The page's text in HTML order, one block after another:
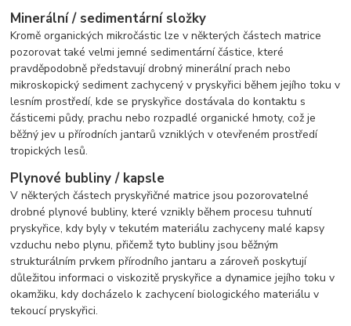
Minerální / sedimentární složky
Kromě organických mikročástic lze v některých částech matrice
pozorovat také velmi jemné sedimentární částice, které
pravděpodobně představují drobný minerální prach nebo
mikroskopický sediment zachycený v pryskyřici během jejího toku v
lesním prostředí, kde se pryskyřice dostávala do kontaktu s
částicemi půdy, prachu nebo rozpadlé organické hmoty, což je
běžný jev u přírodních jantarů vzniklých v otevřeném prostředí
tropických lesů.
Plynové bubliny / kapsle
V některých částech pryskyřičné matrice jsou pozorovatelné
drobné plynové bubliny, které vznikly během procesu tuhnutí
pryskyřice, kdy byly v tekutém materiálu zachyceny malé kapsy
vzduchu nebo plynu, přičemž tyto bubliny jsou běžným
strukturálním prvkem přírodního jantaru a zároveň poskytují
důležitou informaci o viskozitě pryskyřice a dynamice jejího toku v
okamžiku, kdy docházelo k zachycení biologického materiálu v
tekoucí pryskyřici.